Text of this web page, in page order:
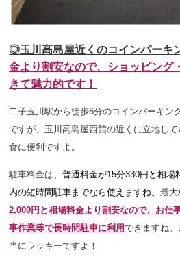
◎玉川高島屋近くのコインパーキ
金より割安なので、ショッピング
きて魅力的です！
二子玉川駅から徒歩6分のコインパーキン
ですが、玉川高島屋西館の近くに立地し
食に便利ですよ。
駐車料金は、普通料金が15分330円と相場
内の短時間駐車までなら使えますね。最
2,000円と相場料金より割安なので、お仕
事作業等で長時間駐車に利用できますね
当にラッキーですよ！